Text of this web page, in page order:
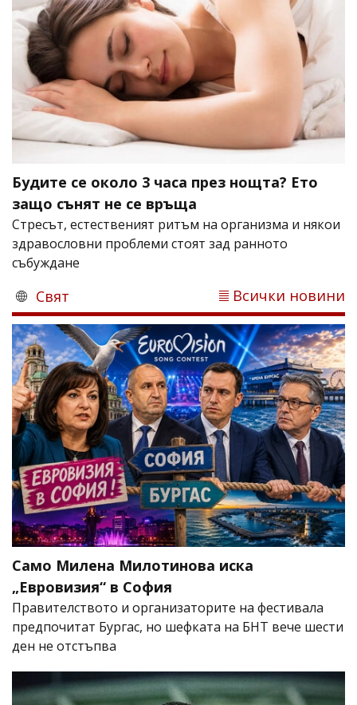
Будите се около 3 часа през нощта? Ето
защо сънят не се връща
Стресът, естественият ритъм на организма и някои
здравословни проблеми стоят зад ранното
събуждане
Свят Всички новини
Само Милена Милотинова иска
„Евровизия“ в София
Правителството и организаторите на фестивала
предпочитат Бургас, но шефката на БНТ вече шести
ден не отстъпва